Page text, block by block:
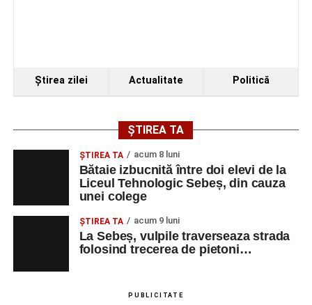
Ştirea zilei Actualitate Politică
ȘTIREA TA
ŞTIREA TA acum 8 luni
Bătaie izbucnită între doi elevi de la
Liceul Tehnologic Sebeș, din cauza
unei colege
ŞTIREA TA acum 9 luni
La Sebeș, vulpile traverseaza strada
folosind trecerea de pietoni…
PUBLICITATE